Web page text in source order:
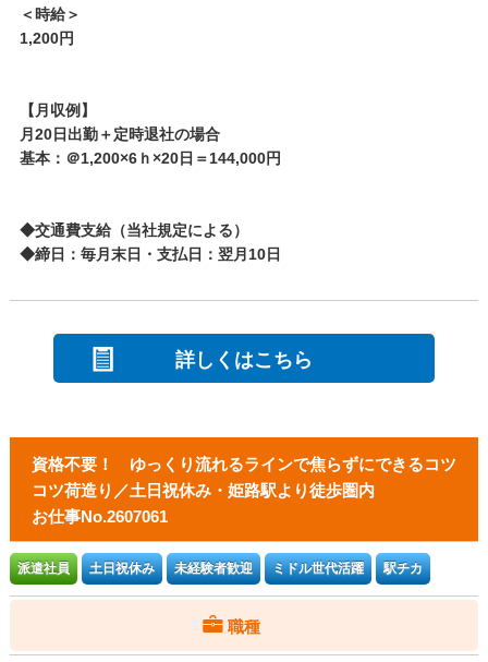
＜時給＞
1,200円
【月収例】
月20日出勤＋定時退社の場合
基本：＠1,200×6ｈ×20日＝144,000円
◆交通費支給（当社規定による）
◆締日：毎月末日・支払日：翌月10日
詳しくはこちら
資格不要！ ゆっくり流れるラインで焦らずにできるコツ
コツ荷造り／土日祝休み・姫路駅より徒歩圏内
お仕事No.2607061
派遣社員 土日祝休み 未経験者歓迎 ミドル世代活躍 駅チカ
職種